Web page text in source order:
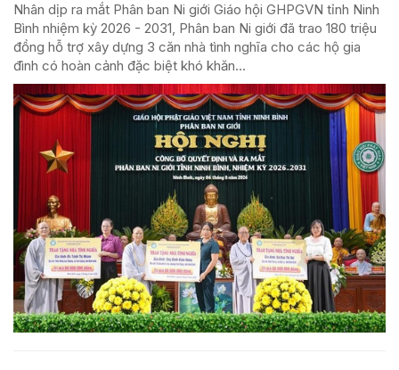
Nhân dịp ra mắt Phân ban Ni giới Giáo hội GHPGVN tỉnh Ninh
Bình nhiệm kỳ 2026 - 2031, Phân ban Ni giới đã trao 180 triệu
đồng hỗ trợ xây dựng 3 căn nhà tình nghĩa cho các hộ gia
đình có hoàn cảnh đặc biệt khó khăn...